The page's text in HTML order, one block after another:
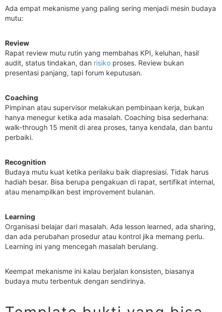
Ada empat mekanisme yang paling sering menjadi mesin budaya
mutu:
Review
Rapat review mutu rutin yang membahas KPI, keluhan, hasil
audit, status tindakan, dan risiko proses. Review bukan
presentasi panjang, tapi forum keputusan.
Coaching
Pimpinan atau supervisor melakukan pembinaan kerja, bukan
hanya menegur ketika ada masalah. Coaching bisa sederhana:
walk-through 15 menit di area proses, tanya kendala, dan bantu
perbaiki.
Recognition
Budaya mutu kuat ketika perilaku baik diapresiasi. Tidak harus
hadiah besar. Bisa berupa pengakuan di rapat, sertifikat internal,
atau menampilkan best improvement bulanan.
Learning
Organisasi belajar dari masalah. Ada lesson learned, ada sharing,
dan ada perubahan prosedur atau kontrol jika memang perlu.
Learning ini yang mencegah masalah berulang.
Keempat mekanisme ini kalau berjalan konsisten, biasanya
budaya mutu terbentuk dengan sendirinya.